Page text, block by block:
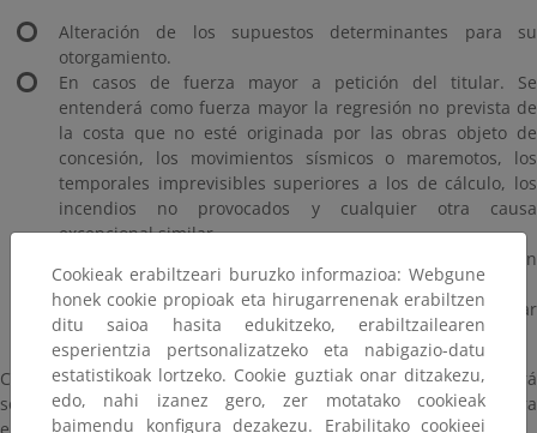
Alteración de los supuestos determinantes para su
otorgamiento.
En casos de fuerza mayor a petición del titular. Se
entenderá como fuerza mayor la regresión no prevista de
la costa que no esté originada por las obras objeto de
concesión, los movimientos sísmicos o maremotos, los
temporales imprevisibles superiores a los de cálculo, los
incendios no provocados y cualquier otra causa
excepcional similar.
Cuando lo exija su adecuación a los planes o normas (con
derecho a indemnización).
La Administración otorgante podrá autorizar
modificaciones de las características de una concesión.
Cuando la modificación sea sustancial, la solicitud deberá
someterse al procedimiento establecido en este reglamento para
Cookieak erabiltzeari buruzko informazioa: Webgune
honek cookie propioak eta hirugarrenenak erabiltzen
ditu saioa hasita edukitzeko, erabiltzailearen
esperientzia pertsonalizatzeko eta nabigazio-datu
estatistikoak lortzeko. Cookie guztiak onar ditzakezu,
edo, nahi izanez gero, zer motatako cookieak
baimendu konfigura dezakezu. Erabilitako cookieei